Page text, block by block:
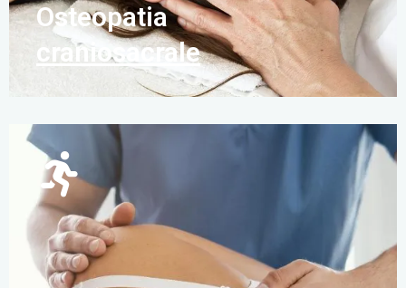
Osteopatia
craniosacrale